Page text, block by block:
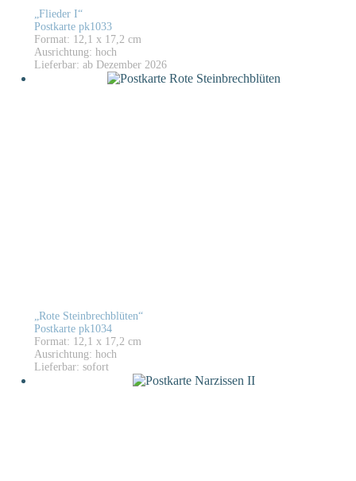
„Flieder I“
Postkarte pk1033
Format: 12,1 x 17,2 cm
Ausrichtung: hoch
Lieferbar: ab Dezember 2026
„Rote Steinbrechblüten“
Postkarte pk1034
Format: 12,1 x 17,2 cm
Ausrichtung: hoch
Lieferbar: sofort